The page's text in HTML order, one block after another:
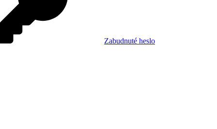
Zabudnuté heslo